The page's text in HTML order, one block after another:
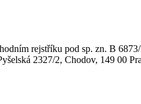
rejstříku pod sp. zn. B
2327/2, Chodov, 149 00